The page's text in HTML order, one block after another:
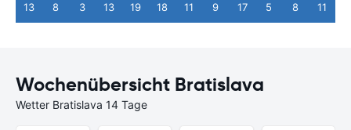
13 8 3 13 19 18 11 9 17 5 8 11
Wochenübersicht Bratislava
Wetter Bratislava 14 Tage